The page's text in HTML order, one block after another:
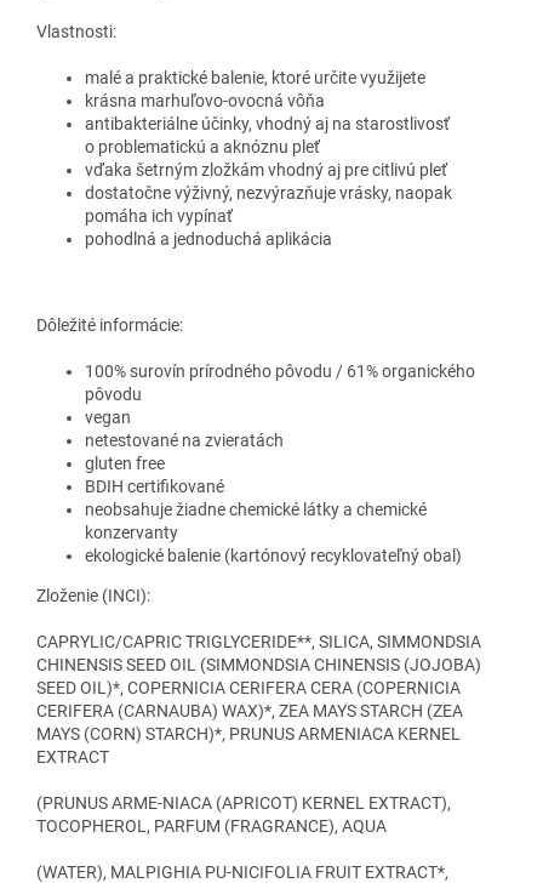
Vlastnosti:
malé a praktické balenie, ktoré určite využijete
krásna marhuľovo-ovocná vôňa
antibakteriálne účinky, vhodný aj na starostlivosť
o problematickú a aknóznu pleť
vďaka šetrným zložkám vhodný aj pre citlivú pleť
dostatočne výživný, nezvýrazňuje vrásky, naopak
pomáha ich vypínať
pohodlná a jednoduchá aplikácia
Dôležité informácie:
100% surovín prírodného pôvodu / 61% organického
pôvodu
vegan
netestované na zvieratách
gluten free
BDIH certifikované
neobsahuje žiadne chemické látky a chemické
konzervanty
ekologické balenie (kartónový recyklovateľný obal)
Zloženie (INCI):
CAPRYLIC/CAPRIC TRIGLYCERIDE**, SILICA, SIMMONDSIA
CHINENSIS SEED OIL (SIMMONDSIA CHINENSIS (JOJOBA)
SEED OIL)*, COPERNICIA CERIFERA CERA (COPERNICIA
CERIFERA (CARNAUBA) WAX)*, ZEA MAYS STARCH (ZEA
MAYS (CORN) STARCH)*, PRUNUS ARMENIACA KERNEL
EXTRACT
(PRUNUS ARME-NIACA (APRICOT) KERNEL EXTRACT),
TOCOPHEROL, PARFUM (FRAGRANCE), AQUA
(WATER), MALPIGHIA PU-NICIFOLIA FRUIT EXTRACT*,